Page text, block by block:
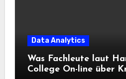
Data Analytics
Was Fachleute laut
College On-line über